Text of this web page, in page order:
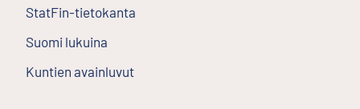
StatFin-tietokanta
Suomi lukuina
Kuntien avainluvut